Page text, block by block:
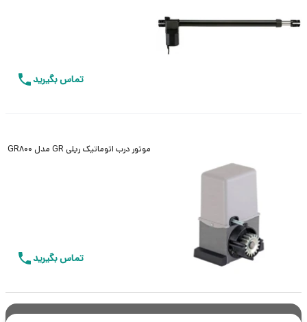
تماس بگیرید
موتور درب اتوماتیک ریلی GR مدل GR800
تماس بگیرید